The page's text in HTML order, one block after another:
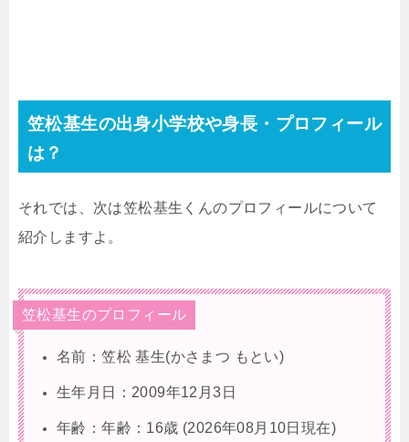
笠松基生の出身小学校や身長・プロフィール
は？
それでは、次は笠松基生くんのプロフィールについて
紹介しますよ。
笠松基生のプロフィール
名前：笠松 基生(かさまつ もとい)
生年月日：2009年12月3日
年齢：年齢：16歳 (2026年08月10日現在)